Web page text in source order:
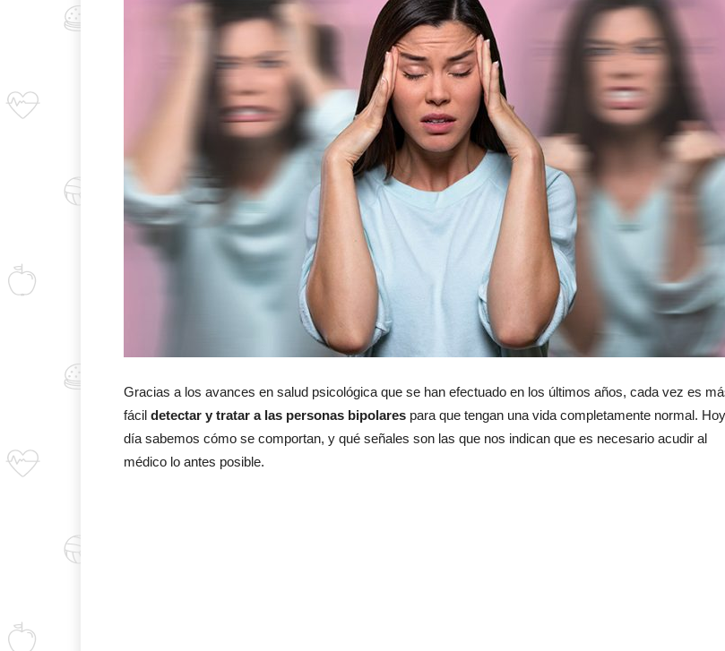
y
Bienestar
Cuídate
Gracias a los avances en salud psicológica que se han efectuado en los últimos años, cada vez es
fácil detectar y tratar a las personas bipolares para que tengan una vida completamente normal.
día sabemos cómo se comportan, y qué señales son las que nos indican que es necesario acudir al
médico lo antes posible.